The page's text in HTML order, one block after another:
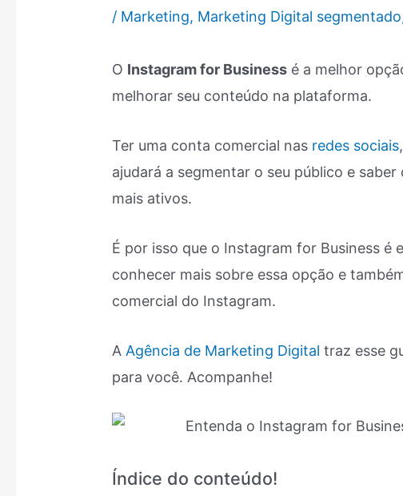
/ Marketing, Marketing Digital segmentado
O Instagram for Business é a melhor
melhorar seu conteúdo na plataforma.
Ter uma conta comercial nas redes sociais
ajudará a segmentar o seu público e
mais ativos.
É por isso que o Instagram for Business é
conhecer mais sobre essa opção e
comercial do Instagram.
A Agência de Marketing Digital traz esse
para você. Acompanhe!
Índice do conteúdo!